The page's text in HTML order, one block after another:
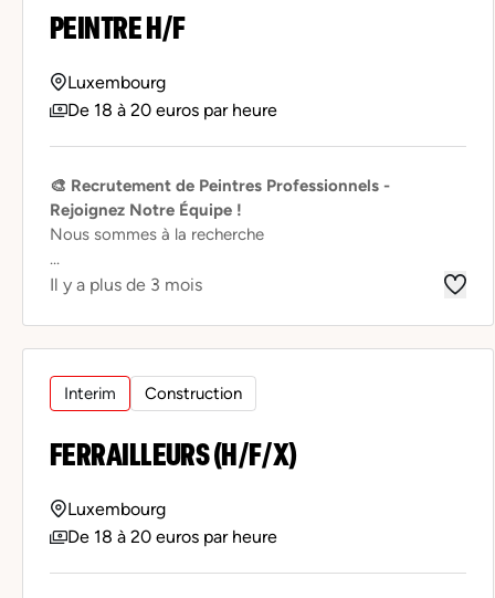
PEINTRE H/F
Luxembourg
De 18 à 20 euros par heure
🎨 Recrutement de Peintres Professionnels -
Rejoignez Notre Équipe !
Nous sommes à la recherche
...
Il y a plus de 3 mois
Interim Construction
FERRAILLEURS (H/F/X)
Luxembourg
De 18 à 20 euros par heure